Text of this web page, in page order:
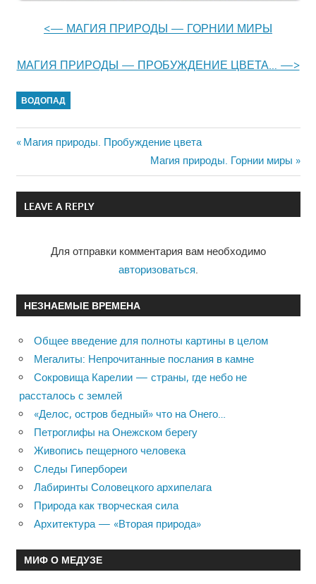
<— МАГИЯ ПРИРОДЫ — ГОРНИИ МИРЫ
МАГИЯ ПРИРОДЫ — ПРОБУЖДЕНИЕ ЦВЕТА… —>
ВОДОПАД
по
записям
Previous
Магия природы. Пробуждение цвета
Next
Post:
Магия природы. Горнии миры
LEAVE A REPLY
Для отправки комментария вам необходимо
авторизоваться.
НЕЗНАЕМЫЕ ВРЕМЕНА
Общее введение для полноты картины в целом
Мегалиты: Непрочитанные послания в камне
Сокровища Карелии — страны, где небо не
рассталось с землей
«Делос, остров бедный» что на Онего…
Петроглифы на Онежском берегу
Живопись пещерного человека
Следы Гипербореи
Лабиринты Соловецкого архипелага
Природа как творческая сила
Архитектура — «Вторая природа»
МИФ О МЕДУЗЕ